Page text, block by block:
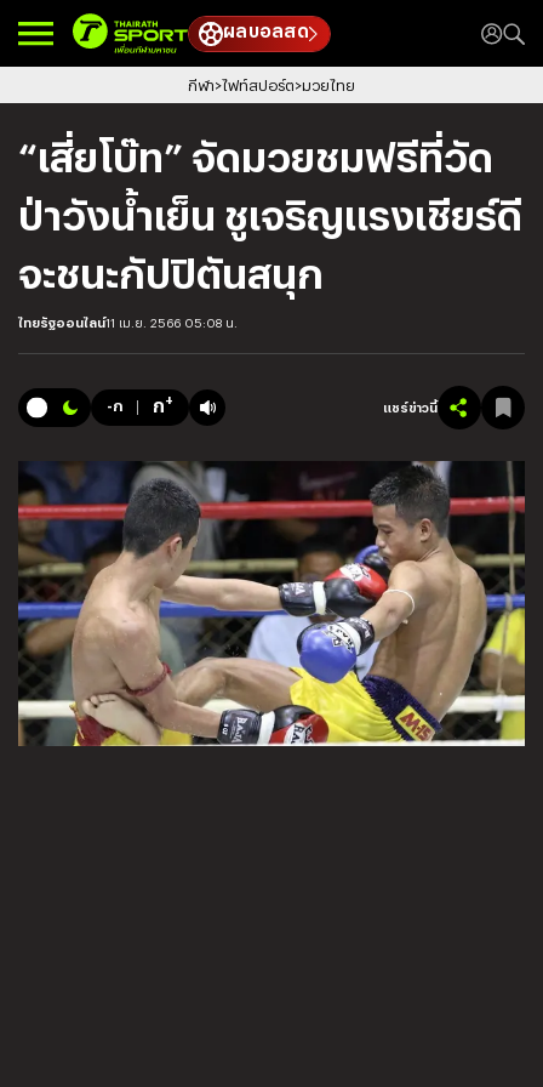
ผลบอลสด
กีฬา ไฟท์สปอร์ต มวยไทย
“เสี่ยโบ๊ท” จัดมวยชมฟรีที่วัด
ป่าวังน้ำเย็น ชูเจริญแรงเชียร์ดี
จะชนะกัปปิตันสนุก
ไทยรัฐออนไลน์11 เม.ย. 2566 05:08 น.
-ก ก+ แชร์ข่าวนี้